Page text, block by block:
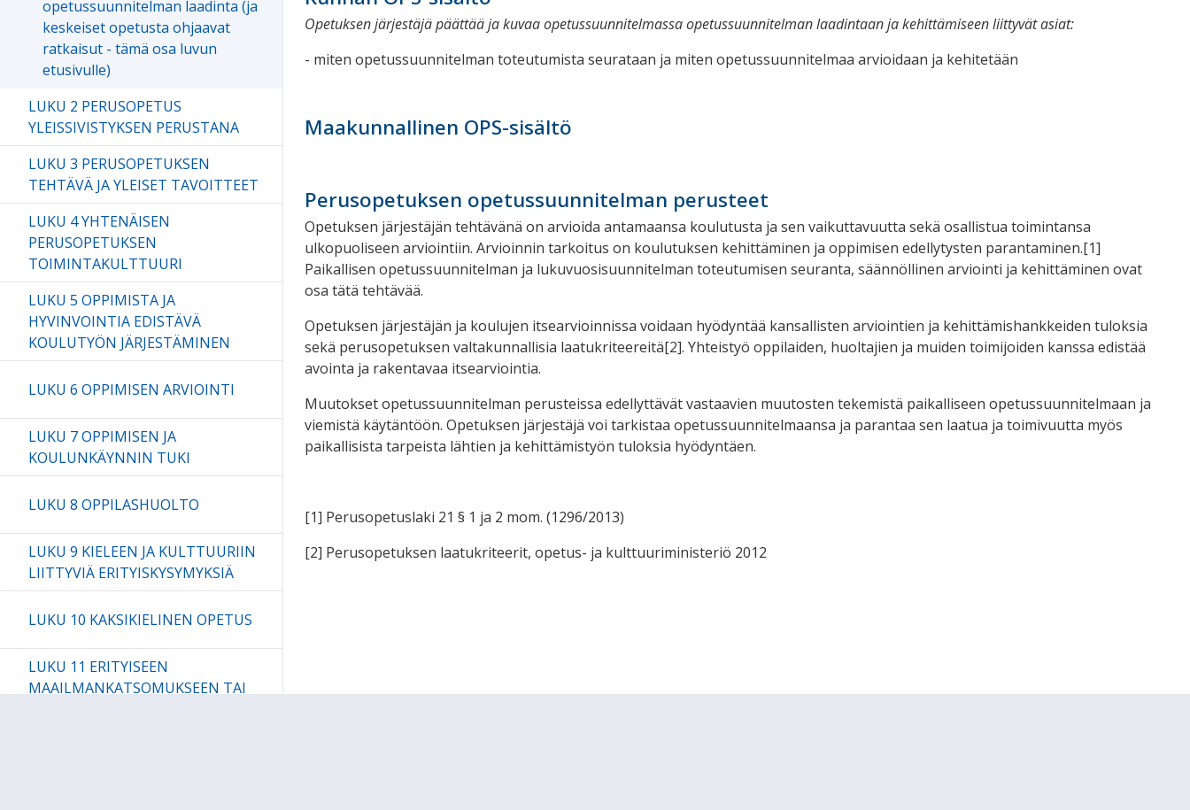
Opetuksen järjestäjä päättää ja kuvaa opetussuunnitelmassa opetussuunnitelman laadintaan ja kehittämiseen liittyvät asiat:
- miten opetussuunnitelman toteutumista seurataan ja miten opetussuunnitelmaa arvioidaan ja kehitetään
Maakunnallinen OPS-sisältö
Perusopetuksen opetussuunnitelman perusteet
Opetuksen järjestäjän tehtävänä on arvioida antamaansa koulutusta ja sen vaikuttavuutta sekä osallistua toimintansa
ulkopuoliseen arviointiin. Arvioinnin tarkoitus on koulutuksen kehittäminen ja oppimisen edellytysten parantaminen.[1]
Paikallisen opetussuunnitelman ja lukuvuosisuunnitelman toteutumisen seuranta, säännöllinen arviointi ja kehittäminen ovat
osa tätä tehtävää.
Opetuksen järjestäjän ja koulujen itsearvioinnissa voidaan hyödyntää kansallisten arviointien ja kehittämishankkeiden tuloksia
sekä perusopetuksen valtakunnallisia laatukriteereitä[2]. Yhteistyö oppilaiden, huoltajien ja muiden toimijoiden kanssa edistää
avointa ja rakentavaa itsearviointia.
Muutokset opetussuunnitelman perusteissa edellyttävät vastaavien muutosten tekemistä paikalliseen opetussuunnitelmaan ja
viemistä käytäntöön. Opetuksen järjestäjä voi tarkistaa opetussuunnitelmaansa ja parantaa sen laatua ja toimivuutta myös
paikallisista tarpeista lähtien ja kehittämistyön tuloksia hyödyntäen.
[1] Perusopetuslaki 21 § 1 ja 2 mom. (1296/2013)
[2] Perusopetuksen laatukriteerit, opetus- ja kulttuuriministeriö 2012
opetussuunnitelman laadinta (ja
keskeiset opetusta ohjaavat
ratkaisut - tämä osa luvun
etusivulle)
LUKU 2 PERUSOPETUS
YLEISSIVISTYKSEN PERUSTANA
LUKU 3 PERUSOPETUKSEN
TEHTÄVÄ JA YLEISET TAVOITTEET
LUKU 4 YHTENÄISEN
PERUSOPETUKSEN
TOIMINTAKULTTUURI
LUKU 5 OPPIMISTA JA
HYVINVOINTIA EDISTÄVÄ
KOULUTYÖN JÄRJESTÄMINEN
LUKU 6 OPPIMISEN ARVIOINTI
LUKU 7 OPPIMISEN JA
KOULUNKÄYNNIN TUKI
LUKU 8 OPPILASHUOLTO
LUKU 9 KIELEEN JA KULTTUURIIN
LIITTYVIÄ ERITYISKYSYMYKSIÄ
LUKU 10 KAKSIKIELINEN OPETUS
LUKU 11 ERITYISEEN
MAAILMANKATSOMUKSEEN TAI